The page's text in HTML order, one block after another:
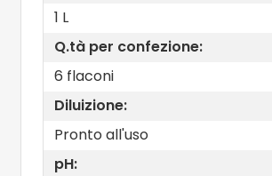
1 L
Q.tà per confezione:
6 flaconi
Diluizione:
Pronto all'uso
pH: